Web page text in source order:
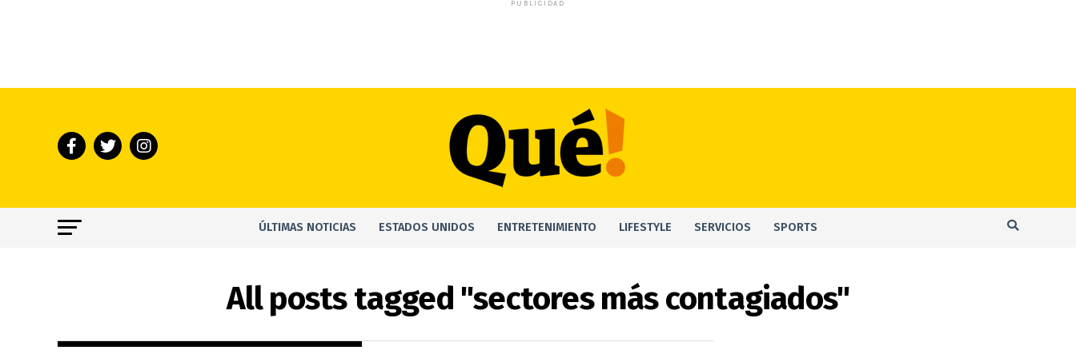
PUBLICIDAD
ÚLTIMAS NOTICIAS ESTADOS UNIDOS ENTRETENIMIENTO LIFESTYLE SERVICIOS SPORTS
All posts tagged "sectores más contagiados"